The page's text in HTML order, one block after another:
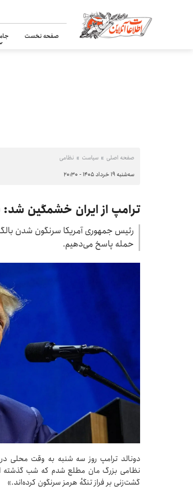
صفحه نخست
صفحه اصلی سیاست نظامی
سه‌شنبه ۱۹ خرداد ۱۴۰۵ - ۲۰:۳۰
ترامپ از ایران خشمگین
رئیس جمهوری آمریکا سرنگون شدن
حمله پاسخ می‌دهیم.
دونالد ترامپ روز سه شنبه به وقت محلی
نظامی بزرگ‌ مان مطلع شدم که شب گذشته
گشت‌زنی بر فراز تنگهٔ هرمز سرنگون کرده‌اند.»